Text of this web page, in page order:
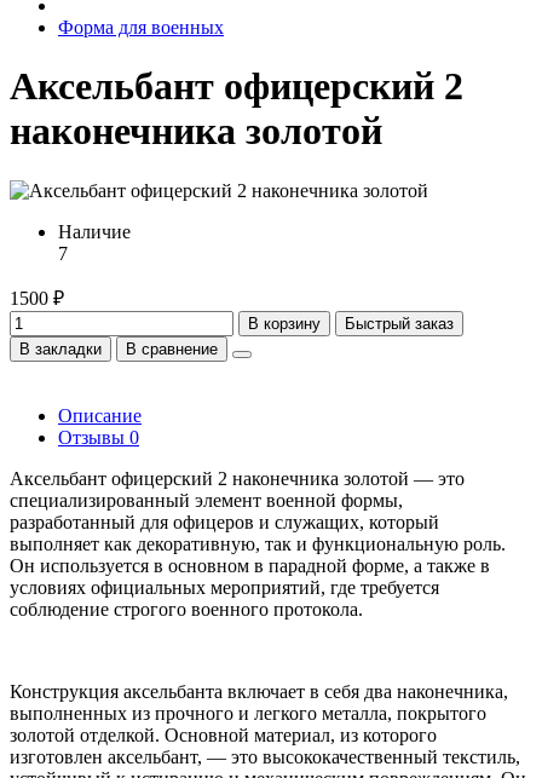
Форма для военных
Аксельбант офицерский 2
наконечника золотой
Наличие
7
1500 ₽
В корзину
Быстрый заказ
В закладки
В сравнение
Описание
Отзывы 0
Аксельбант офицерский 2 наконечника золотой — это
специализированный элемент военной формы,
разработанный для офицеров и служащих, который
выполняет как декоративную, так и функциональную роль.
Он используется в основном в парадной форме, а также в
условиях официальных мероприятий, где требуется
соблюдение строгого военного протокола.
Конструкция аксельбанта включает в себя два наконечника,
выполненных из прочного и легкого металла, покрытого
золотой отделкой. Основной материал, из которого
изготовлен аксельбант, — это высококачественный текстиль,